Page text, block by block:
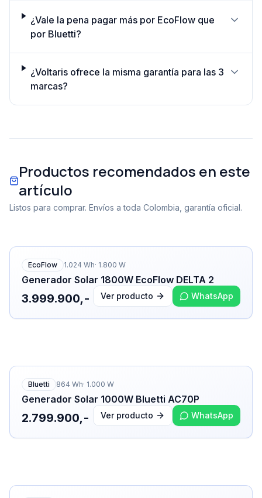
¿Vale la pena pagar más por EcoFlow que
por Bluetti?
¿Voltaris ofrece la misma garantía para las 3
marcas?
Productos recomendados en este
artículo
Listos para comprar. Envíos a toda Colombia, garantía oficial.
EcoFlow 1.024 Wh· 1.800 W
Generador Solar 1800W EcoFlow DELTA 2
3.999.900,- Ver producto WhatsApp
Bluetti 864 Wh· 1.000 W
Generador Solar 1000W Bluetti AC70P
2.799.900,- Ver producto WhatsApp